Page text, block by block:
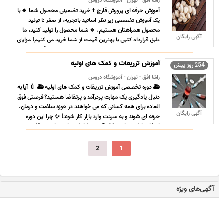
آگهی رایگان
آموزش حرفه ای پرورش قارچ + خرید تضمینی محصول شما 🔹 با
یک آموزش تخصصی زیر نظر اساتید باتجربه، از صفر تا تولید
محصول همراهتان هستیم. 🔹 شما محصول را تولید کنید، ما
طبق قرارداد کتبی با بهترین قیمت از شما خرید می کنیم! مزایای
شرکت در این دوره ✅ جزوه کامل و کاربردی برای یادگیری اصول و
... ...
254 روز پیش
آگهی رایگان
آموزش تزریقات و کمک های اولیه
راشا افق - تهران - آموزشگاه دروس
🚑 دوره تخصصی آموزش تزریقات و کمک های اولیه 🚑 💉 آیا به
دنبال یادگیری یک مهارت پردرآمد و پرتقاضا هستید؟ فرصتی فوق
العاده برای همه کسانی که می خواهند در حوزه سلامت و درمان،
حرفه ای شوند و به سرعت وارد بازار کار شوند! ✨ چرا این دوره
انتخاب اول شماست؟ ✅ آموزش کامل مهارت های تزریقات، س ...
1
2
آگهی‌های ویژه